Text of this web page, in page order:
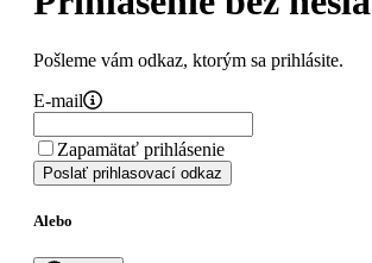
Pošleme vám odkaz, ktorým sa prihlásite.
E-mail
Zapamätať prihlásenie
Poslať prihlasovací odkaz
Alebo